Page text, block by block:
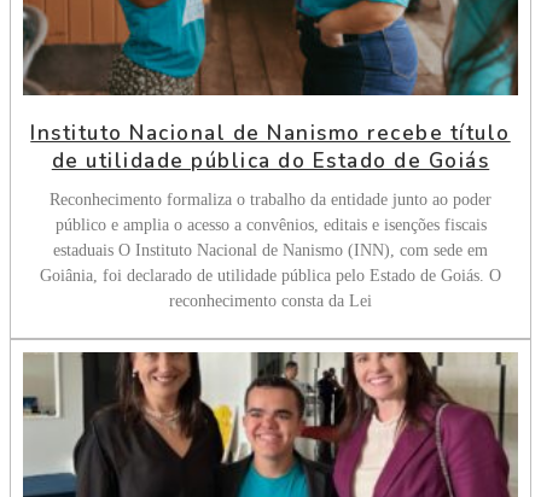
Instituto Nacional de Nanismo recebe título
de utilidade pública do Estado de Goiás
Reconhecimento formaliza o trabalho da entidade junto ao poder
público e amplia o acesso a convênios, editais e isenções fiscais
estaduais O Instituto Nacional de Nanismo (INN), com sede em
Goiânia, foi declarado de utilidade pública pelo Estado de Goiás. O
reconhecimento consta da Lei